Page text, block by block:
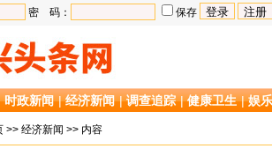
密 码： 保存
时政新闻 |经济新闻 |调查追踪 |健康卫生 |娱
>> 经济新闻 >> 内容